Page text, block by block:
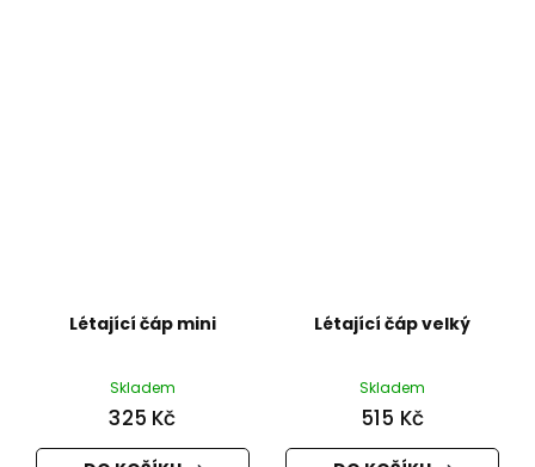
Létající čáp mini
Skladem
325 Kč
Létající čáp velký
Skladem
515 Kč